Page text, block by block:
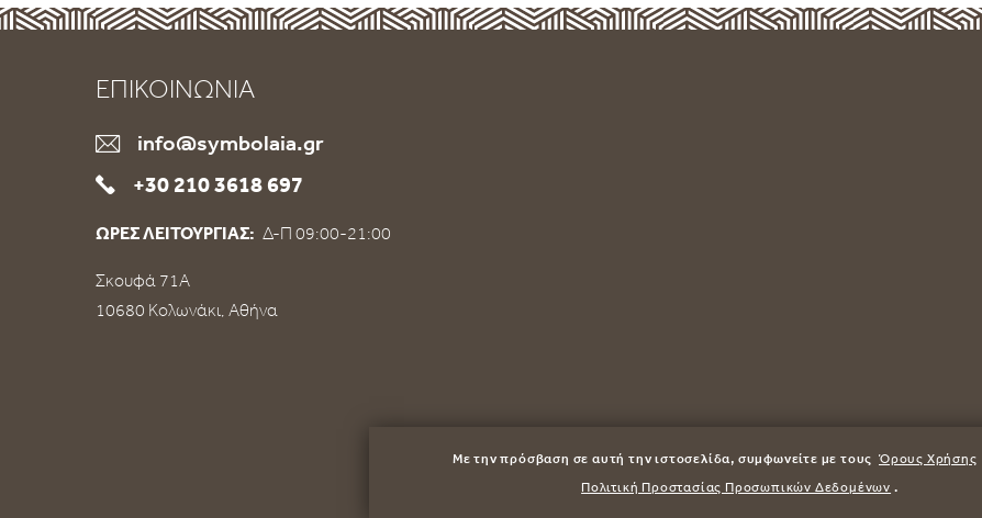
ΕΠΙΚΟΙΝΩΝΙΑ
info@symbolaia.gr
+30 210 3618 697
ΩΡΕΣ ΛΕΙΤΟΥΡΓΙΑΣ: Δ-Π 09:00-21:00
Σκουφά 71Α
10680 Κολωνάκι, Αθήνα
Με την πρόσβαση σε αυτή την ιστοσελίδα, συμφωνείτε με τους Όρους Χρήσης
Πολιτική Προστασίας Προσωπικών Δεδομένων .